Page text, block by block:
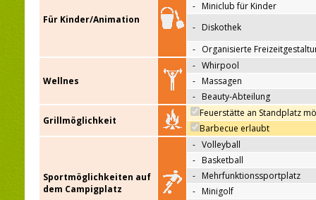
Für Kinder/Animation
- Miniclub für Kinder
- Diskothek
- Organisierte
Wellnes
- Whirpool
- Massagen
- Beauty-Abteilung
Grillmöglichkeit
Feuerstätte an Standplatz
Barbecue erlaubt
Sportmöglichkeiten auf
dem Campigplatz
- Volleyball
- Basketball
- Mehrfunktionssportplatz
- Minigolf